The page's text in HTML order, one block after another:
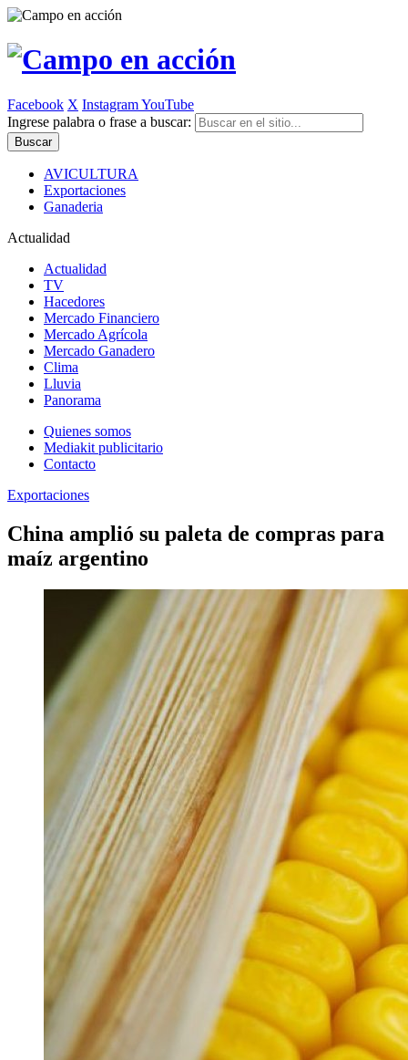
Facebook X InstagramYouTube
Ingrese palabra o frase a buscar:
AVICULTURA
Exportaciones
Ganaderia
Actualidad
Actualidad
TV
Hacedores
Mercado Financiero
Mercado Agrícola
Mercado Ganadero
Clima
Lluvia
Panorama
Quienes somos
Mediakit publicitario
Contacto
Exportaciones
China amplió su paleta de compras para
maíz argentino